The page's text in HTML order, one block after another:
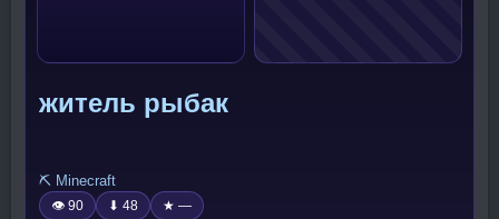
житель рыбак
⛏️ Minecraft
👁 90 ⬇ 48 ★ —